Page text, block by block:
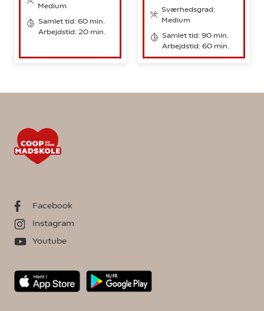
Medium
Samlet tid: 60 min.
Arbejdstid: 20 min.
Sværhedsgrad:
Medium
Samlet tid: 90 min.
Arbejdstid: 60 min.
Facebook
Instagram
Youtube